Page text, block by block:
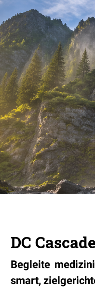
DC Cascade
Begleite
smart,